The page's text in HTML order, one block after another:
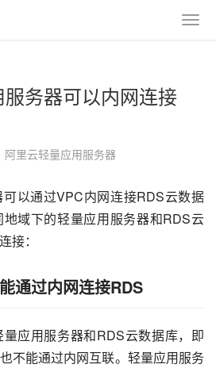
务器可以内网连接
阿里云轻量应用服务器
以通过VPC内网连接RDS云数据
域下的轻量应用服务器和RDS云
接：
通过内网连接RDS
应用服务器和RDS云数据库，即
不能通过内网互联。轻量应用服务